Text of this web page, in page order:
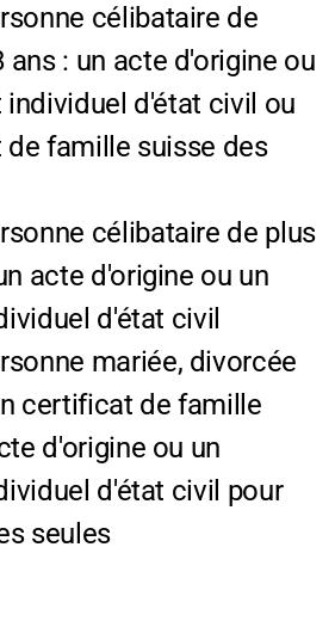
célibataire de
ans : un acte d'origine ou
d'état civil ou
famille suisse des
célibataire de plus
acte d'origine ou un
d'état civil
mariée, divorcée
certificat de famille
d'origine ou un
d'état civil pour
seules